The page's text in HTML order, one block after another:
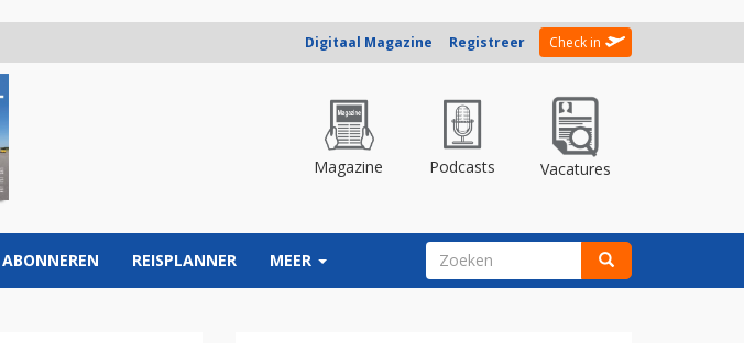
Digitaal Magazine Registreer Check in
Magazine Podcasts Vacatures
ABONNEREN REISPLANNER MEER ZOEKVELD